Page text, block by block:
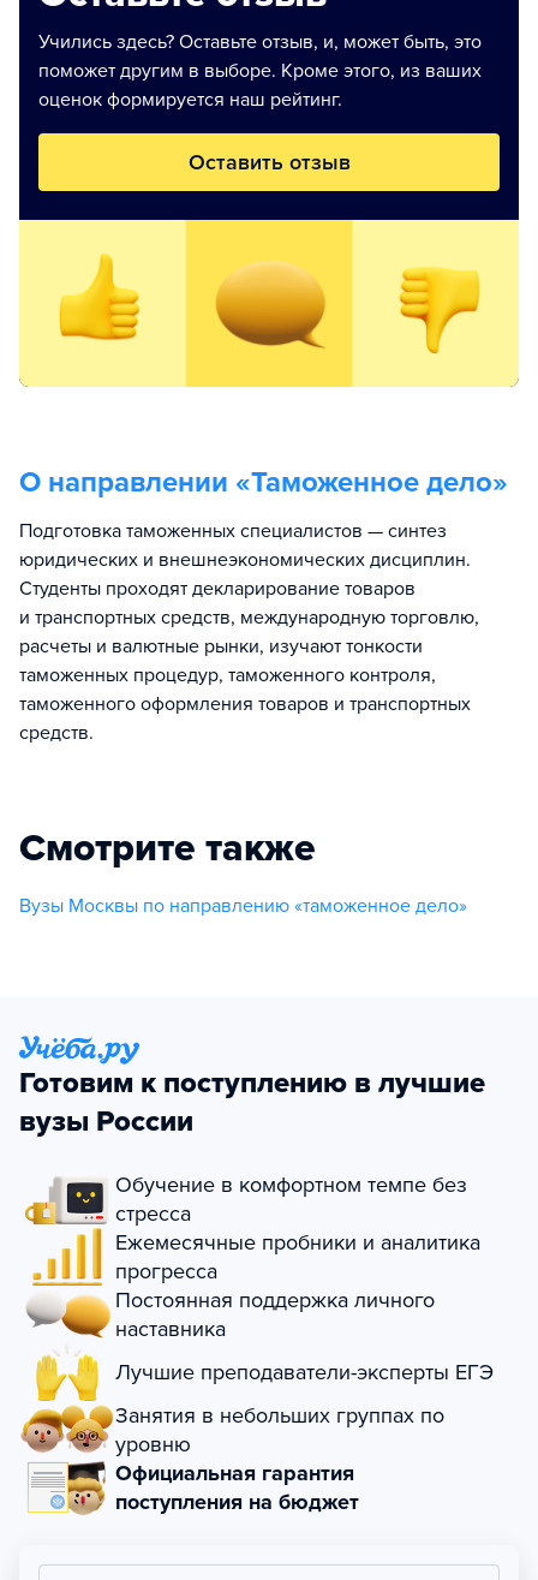
Учились здесь? Оставьте отзыв, и, может быть, это
поможет другим в выборе. Кроме этого, из ваших
оценок формируется наш рейтинг.
Оставить отзыв
О направлении «Таможенное дело»
Подготовка таможенных специалистов — синтез
юридических и внешнеэкономических дисциплин.
Студенты проходят декларирование товаров
и транспортных средств, международную торговлю,
расчеты и валютные рынки, изучают тонкости
таможенных процедур, таможенного контроля,
таможенного оформления товаров и транспортных
средств.
Смотрите также
Вузы Москвы по направлению «таможенное дело»
Готовим к поступлению в лучшие
вузы России
Обучение в комфортном темпе без
стресса
Ежемесячные пробники и аналитика
прогресса
Постоянная поддержка личного
наставника
Лучшие преподаватели-эксперты ЕГЭ
Занятия в небольших группах по
уровню
Официальная гарантия
поступления на бюджет